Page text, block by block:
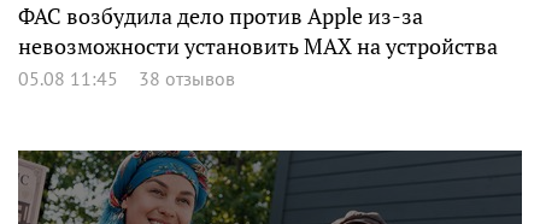
ФАС возбудила дело против Apple из-за
невозможности установить MAX на устройства
05.08 11:45 38 отзывов